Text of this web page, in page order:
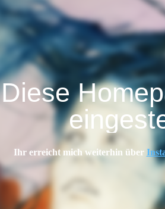
Diese
Ihr erreicht mich weiterhin über